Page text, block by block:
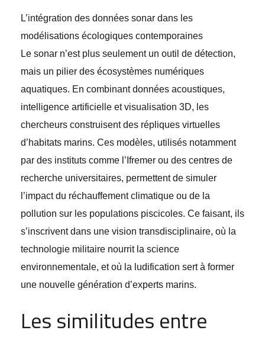
L’intégration des données sonar dans les
modélisations écologiques contemporaines
Le sonar n’est plus seulement un outil de détection,
mais un pilier des écosystèmes numériques
aquatiques. En combinant données acoustiques,
intelligence artificielle et visualisation 3D, les
chercheurs construisent des répliques virtuelles
d’habitats marins. Ces modèles, utilisés notamment
par des instituts comme l’Ifremer ou des centres de
recherche universitaires, permettent de simuler
l’impact du réchauffement climatique ou de la
pollution sur les populations piscicoles. Ce faisant, ils
s’inscrivent dans une vision transdisciplinaire, où la
technologie militaire nourrit la science
environnementale, et où la ludification sert à former
une nouvelle génération d’experts marins.
Les similitudes entre